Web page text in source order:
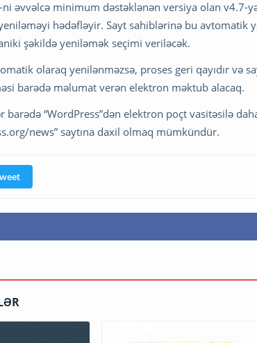
ni əvvəlcə minimum dəstəklənən versiya olan v4.7-
hədəfləyir. Sayt sahiblərinə bu avtomatik
şəkildə yeniləmək seçimi veriləcək.
olaraq yenilənməzsə, proses geri qayıdır və
barədə məlumat verən elektron məktub alacaq.
barədə “WordPress”dən elektron poçt vasitəsilə
news” saytına daxil olmaq mümkündür.